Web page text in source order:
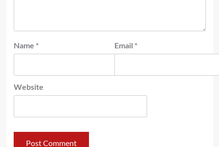
Name * Email *
Website